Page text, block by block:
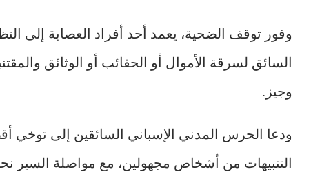
وفور توقف الضحية، يعمد أحد أفراد العصابة إلى
السائق لسرقة الأموال أو الحقائب أو الوثائق
وجيز.
ودعا الحرس المدني الإسباني السائقين إلى
التنبيهات من أشخاص مجهولين، مع مواصلة السير